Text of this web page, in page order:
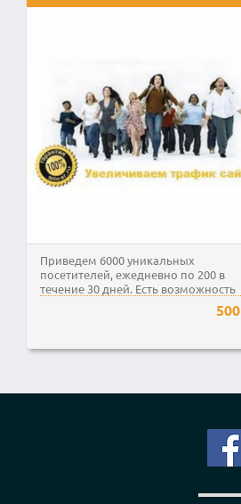
Приведем 6000 уникальных
посетителей, ежедневно по 200 в
течение 30 дней. Есть возможность
500